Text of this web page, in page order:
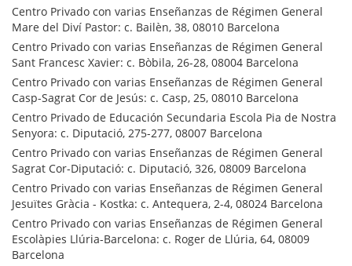
Centro Privado con varias Enseñanzas de Régimen General
Mare del Diví Pastor: c. Bailèn, 38, 08010 Barcelona
Centro Privado con varias Enseñanzas de Régimen General
Sant Francesc Xavier: c. Bòbila, 26-28, 08004 Barcelona
Centro Privado con varias Enseñanzas de Régimen General
Casp-Sagrat Cor de Jesús: c. Casp, 25, 08010 Barcelona
Centro Privado de Educación Secundaria Escola Pia de Nostra
Senyora: c. Diputació, 275-277, 08007 Barcelona
Centro Privado con varias Enseñanzas de Régimen General
Sagrat Cor-Diputació: c. Diputació, 326, 08009 Barcelona
Centro Privado con varias Enseñanzas de Régimen General
Jesuïtes Gràcia - Kostka: c. Antequera, 2-4, 08024 Barcelona
Centro Privado con varias Enseñanzas de Régimen General
Escolàpies Llúria-Barcelona: c. Roger de Llúria, 64, 08009
Barcelona